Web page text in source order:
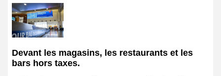
Devant les magasins, les restaurants et les
bars hors taxes.